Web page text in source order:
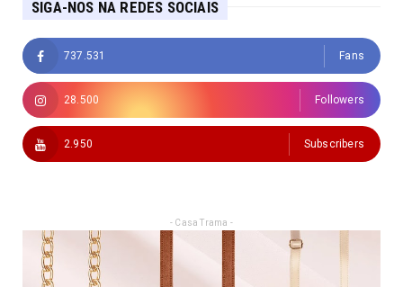
SIGA-NOS NA REDES SOCIAIS
737.531 Fans
28.500 Followers
2.950 Subscribers
- Casa Trama -